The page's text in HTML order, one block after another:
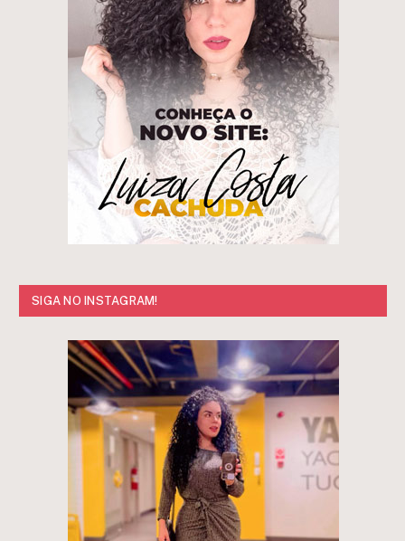
SIGA NO INSTAGRAM!